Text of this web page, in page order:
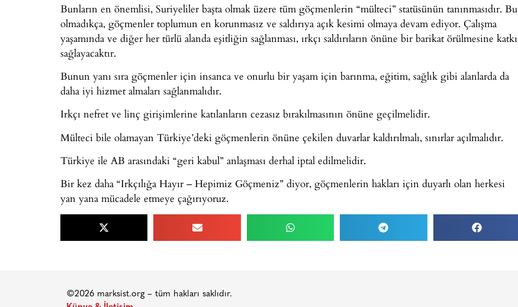
Bunların en önemlisi, Suriyeliler başta olmak üzere tüm göçmenlerin “mülteci” statüsünün tanınmasıdır. Bu
olmadıkça, göçmenler toplumun en korunmasız ve saldırıya açık kesimi olmaya devam ediyor. Çalışma
yaşamında ve diğer her türlü alanda eşitliğin sağlanması, ırkçı saldırıların önüne bir barikat örülmesine katkı
sağlayacaktır.
Bunun yanı sıra göçmenler için insanca ve onurlu bir yaşam için barınma, eğitim, sağlık gibi alanlarda da
daha iyi hizmet almaları sağlanmalıdır.
Irkçı nefret ve linç girişimlerine katılanların cezasız bırakılmasının önüne geçilmelidir.
Mülteci bile olamayan Türkiye’deki göçmenlerin önüne çekilen duvarlar kaldırılmalı, sınırlar açılmalıdır.
Türkiye ile AB arasındaki “geri kabul” anlaşması derhal iptal edilmelidir.
Bir kez daha “Irkçılığa Hayır – Hepimiz Göçmeniz” diyor, göçmenlerin hakları için duyarlı olan herkesi
yan yana mücadele etmeye çağırıyoruz.
©2026 marksist.org – tüm hakları saklıdır.